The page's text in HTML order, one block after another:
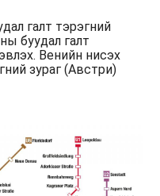
галт тэрэгний
буудал галт
Венийн нисэх
зураг (Австри)